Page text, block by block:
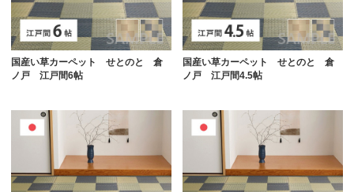
国産い草カーペット せとのと 倉
ノ戸 江戸間6帖
国産い草カーペット せとのと 倉
ノ戸 江戸間4.5帖